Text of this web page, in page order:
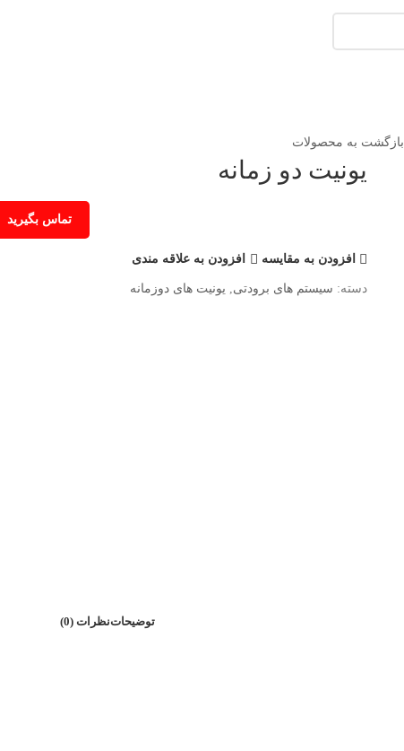
بازگشت به محصولات
یونیت دو زمانه
تماس بگیرید
افزودن به مقایسه افزودن به علاقه مندی
دسته: سیستم های برودتی, یونیت های دوزمانه
توضیحاتنظرات (0)